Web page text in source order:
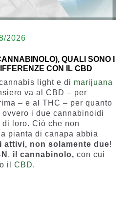
2026
QUALI SONO I
CON IL CBD
light e di marijuana
va al CBD – per
– e al THC – per quanto
i due cannabinoidi
loro. Ciò che non
pianta di canapa abbia
non solamente due!
, il cannabinolo, con cui
il CBD.